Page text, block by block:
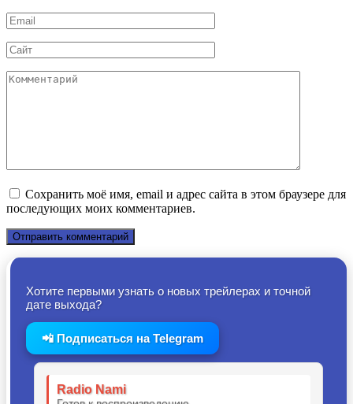
*
Email
*
Сайт
Комментарий
Сохранить моё имя, email и адрес сайта в этом браузере для
последующих моих комментариев.
Хотите первыми узнать о новых трейлерах и точной
дате выхода?
📲 Подписаться на Telegram
Radio Nami